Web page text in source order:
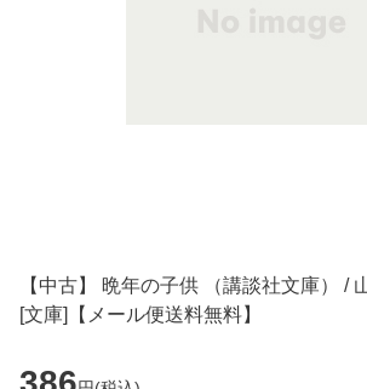
【中古】 晩年の子供 （講談社文庫） /
[文庫]【メール便送料無料】